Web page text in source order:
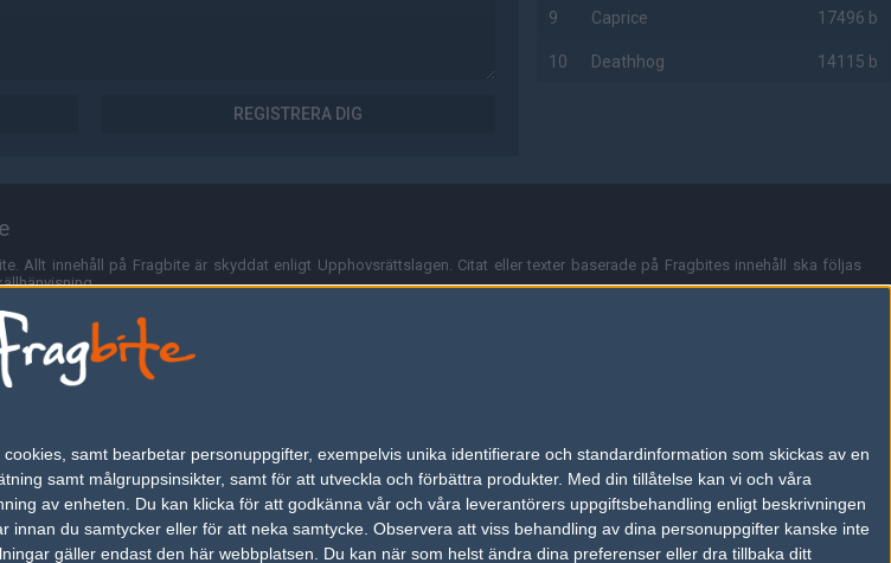
samt bearbetar personuppgifter, exempelvis unika identifierare och standardinformation som skickas av en
samt målgruppsinsikter, samt för att utveckla och förbättra produkter. Med din tillåtelse kan vi och våra
av enheten. Du kan klicka för att godkänna vår och våra leverantörers uppgiftsbehandling enligt beskrivningen
innan du samtycker eller för att neka samtycke. Observera att viss behandling av dina personuppgifter kanske inte
gäller endast den här webbplatsen. Du kan när som helst ändra dina preferenser eller dra tillbaka ditt
REGISTRERA DIG
9 Caprice 17496 b
10 Deathhog 14115 b
Allt innehåll på Fragbite är skyddat enligt Upphovsrättslagen. Citat eller texter baserade på Fragbites innehåll ska följas
på Fragbite representerar varje enskild skribent och överensstämmer inte nödvändigtvis med Fragbites åsikter.
design av Fredric Bohlin. För frågor rörande sajten kan du skicka iväg ett email till
cookies för att spara användarspecifik information så som t.ex. användarnamn. Cookies sparas även när man deltar i
för att föra statistik. För att slippa cookies kan du stänga av cookies i din webbläsares inställningar eller välja att inte
här textraden finns här på grund av lagen om elektronisk kommunikation som trädde i kraft 25 juli 2003.